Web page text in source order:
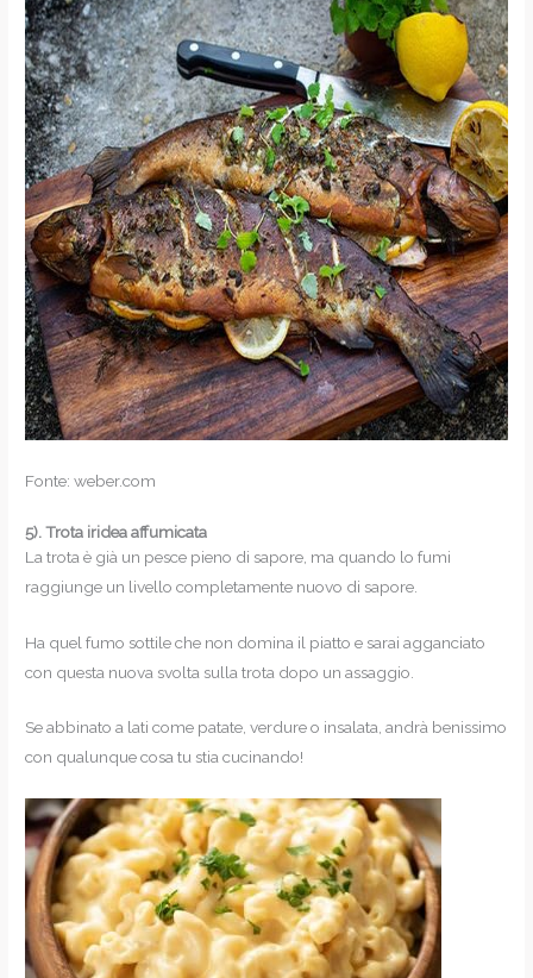
Fonte: weber.com
5).Trota iridea affumicata
La trota è già un pesce pieno di sapore, ma quando lo fumi
raggiunge un livello completamente nuovo di sapore.
Ha quel fumo sottile che non domina il piatto e sarai agganciato
con questa nuova svolta sulla trota dopo un assaggio.
Se abbinato a lati come patate, verdure o insalata, andrà benissimo
con qualunque cosa tu stia cucinando!